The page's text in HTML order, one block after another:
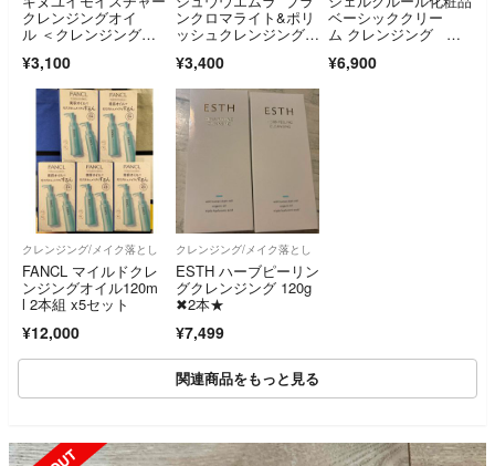
クレンジングオイ
ル ＜クレンジング
¥3,100
ンクロマライト&ポリ
ッシュクレンジングオ
¥3,400
ベーシッククリー
ム クレンジング 洗
¥6,900
クレンジング/メイク落とし
FANCL マイルドクレ
ンジングオイル120m
l 2本組 x5セット
¥12,000
クレンジング/メイク落とし
ESTH ハーブピーリン
グクレンジング 120g
✖︎2本★
¥7,499
関連商品をもっと見る
SOLD OUT